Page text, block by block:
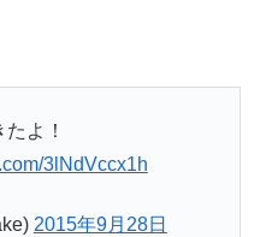
よ！
3lNdVccx1h
2015年9月28日